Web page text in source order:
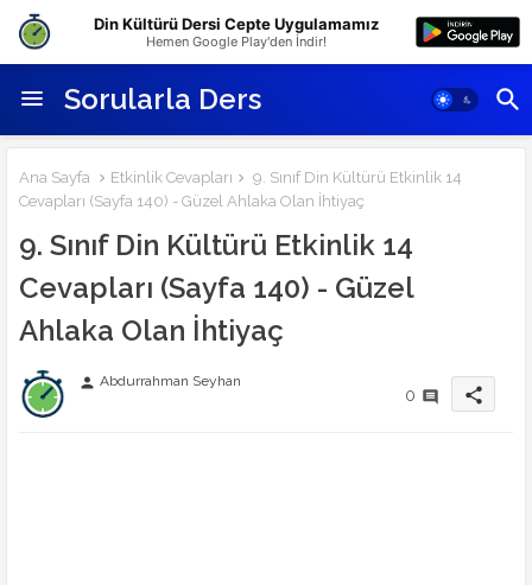
Sorularla Ders
Ana Sayfa Etkinlik Cevapları
9. Sınıf Din Kültürü Etkinlik 14
Cevapları (Sayfa 140) - Güzel Ahlaka Olan İhtiyaç
9. Sınıf Din Kültürü Etkinlik 14
Cevapları (Sayfa 140) - Güzel
Ahlaka Olan İhtiyaç
person Abdurrahman Seyhan
0 share
Din Kültürü Dersi Cepte Uygulamamız
Hemen Google Play'den İndir!